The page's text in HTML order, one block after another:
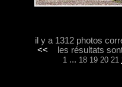
il y a 1312 photos
<< les résultats
1 ... 18 19 20 21